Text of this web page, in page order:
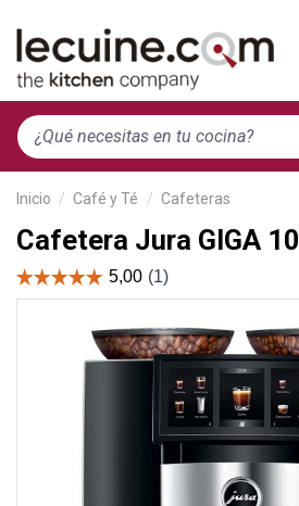
Inicio Café y Té Cafeteras
Cafetera Jura GIGA 10